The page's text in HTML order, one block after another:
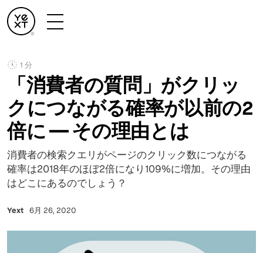
1 分
「消費者の質問」がクリッ
クにつながる確率が以前の2
倍に — その理由とは
消費者の検索クエリがページのクリック数につながる
確率は2018年のほぼ2倍になり109%に増加。その理由
はどこにあるのでしょう？
Yext 6月 26, 2020